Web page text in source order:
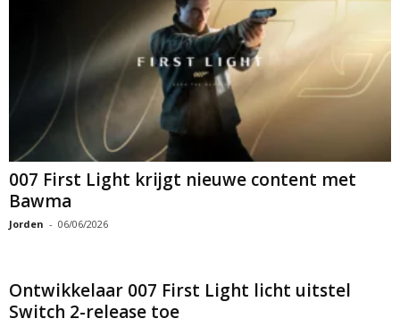
007 First Light krijgt nieuwe content met
Bawma
Jorden - 06/06/2026
Ontwikkelaar 007 First Light licht uitstel
Switch 2-release toe